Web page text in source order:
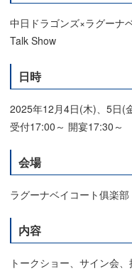
中日ドラゴンズ×ラグーナ
Talk Show
日時
2025年12月4日(木)、5日(
受付17:00～ 開宴17:30～
会場
ラグーナベイコート俱楽
内容
トークショー、サイン会